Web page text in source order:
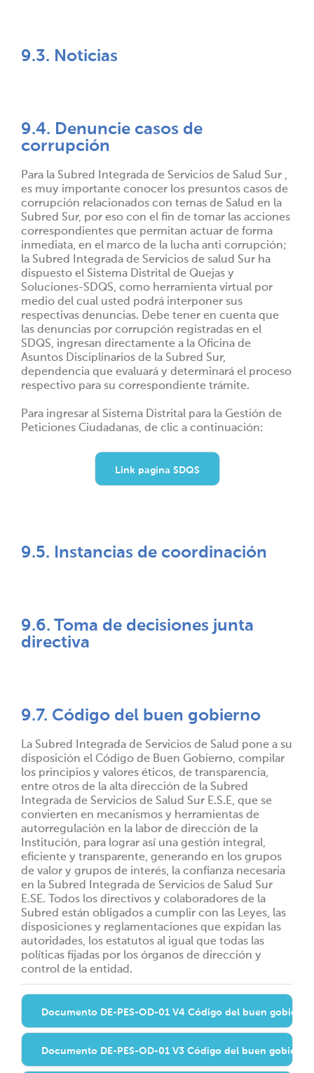
9.3. Noticias
9.4. Denuncie casos de
corrupción
Para la Subred Integrada de Servicios de Salud Sur ,
es muy importante conocer los presuntos casos de
corrupción relacionados con temas de Salud en la
Subred Sur, por eso con el fin de tomar las acciones
correspondientes que permitan actuar de forma
inmediata, en el marco de la lucha anti corrupción;
la Subred Integrada de Servicios de salud Sur ha
dispuesto el Sistema Distrital de Quejas y
Soluciones-SDQS, como herramienta virtual por
medio del cual usted podrá interponer sus
respectivas denuncias. Debe tener en cuenta que
las denuncias por corrupción registradas en el
SDQS, ingresan directamente a la Oficina de
Asuntos Disciplinarios de la Subred Sur,
dependencia que evaluará y determinará el proceso
respectivo para su correspondiente trámite.
Para ingresar al Sistema Distrital para la Gestión de
Peticiones Ciudadanas, de clic a continuación:
Link pagina SDQS
9.5. Instancias de coordinación
9.6. Toma de decisiones junta
directiva
9.7. Código del buen gobierno
La Subred Integrada de Servicios de Salud pone a su
disposición el Código de Buen Gobierno, compilar
los principios y valores éticos, de transparencia,
entre otros de la alta dirección de la Subred
Integrada de Servicios de Salud Sur E.S.E, que se
convierten en mecanismos y herramientas de
autorregulación en la labor de dirección de la
Institución, para lograr así una gestión integral,
eficiente y transparente, generando en los grupos
de valor y grupos de interés, la confianza necesaria
en la Subred Integrada de Servicios de Salud Sur
E.SE. Todos los directivos y colaboradores de la
Subred están obligados a cumplir con las Leyes, las
disposiciones y reglamentaciones que expidan las
autoridades, los estatutos al igual que todas las
políticas fijadas por los órganos de dirección y
control de la entidad.
Documento DE-PES-OD-01 V4 Código del buen
Documento DE-PES-OD-01 V3 Código del buen gobierno